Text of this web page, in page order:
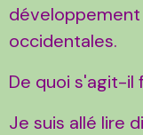
occidentales.
De quoi s'agit-il
Je suis allé lire